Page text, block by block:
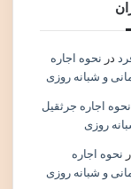
در نحوه اجاره
و شبانه روزی
نحوه اجاره جرثقیل
روزی
نحوه اجاره
و شبانه روزی